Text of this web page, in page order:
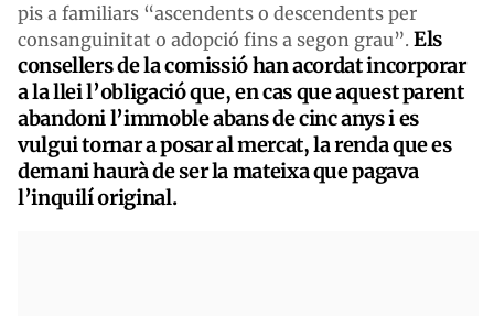
pis a familiars “ascendents o descendents per
consanguinitat o adopció fins a segon grau”. Els
consellers de la comissió han acordat incorporar
a la llei l’obligació que, en cas que aquest parent
abandoni l’immoble abans de cinc anys i es
vulgui tornar a posar al mercat, la renda que es
demani haurà de ser la mateixa que pagava
l’inquilí original.